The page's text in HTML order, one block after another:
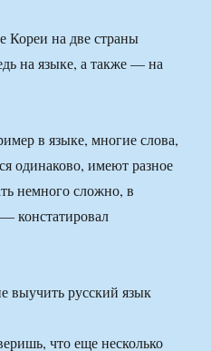
Кореи на две страны
на языке, а также — на
в языке, многие слова,
одинаково, имеют разное
немного сложно, в
констатировал
выучить русский язык
что еще несколько